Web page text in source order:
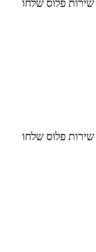
שירות פלוס שלחו
שירות פלוס שלחו